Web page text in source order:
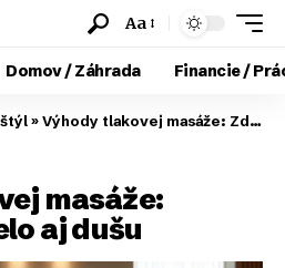
Aa
Domov / Záhrada Financie /
»Výhody tlakovej masáže: Zdravie pre telo aj dušu
masáže:
aj dušu